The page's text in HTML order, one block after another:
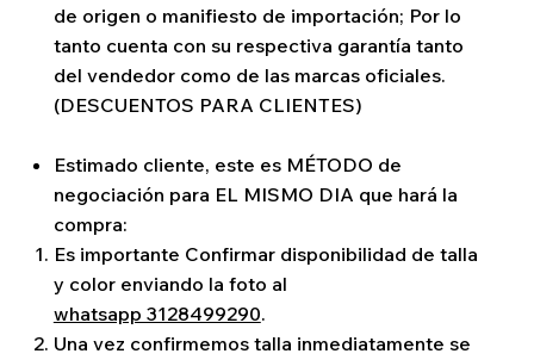
de origen o manifiesto de importación; Por lo
tanto cuenta con su respectiva garantía tanto
del vendedor como de las marcas oficiales.
(DESCUENTOS PARA CLIENTES)
Estimado cliente, este es MÉTODO de
negociación para EL MISMO DIA que hará la
compra:
Es importante Confirmar disponibilidad de talla
y color enviando la foto al
whatsapp 3128499290.
Una vez confirmemos talla inmediatamente se